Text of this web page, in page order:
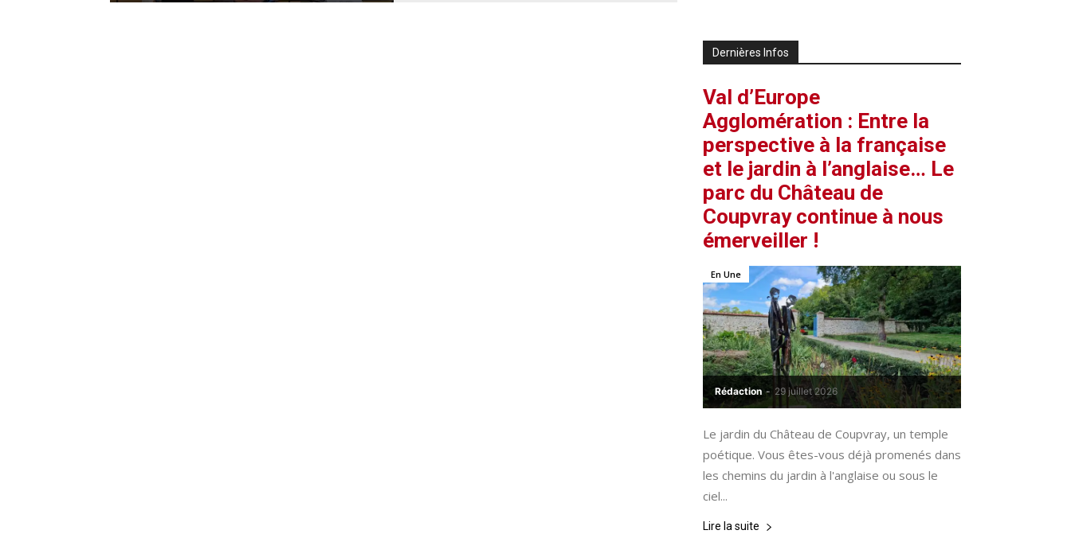
Dernières Infos
Val d’Europe
Agglomération : Entre la
perspective à la française
et le jardin à l’anglaise… Le
parc du Château de
Coupvray continue à nous
émerveiller !
Rédaction - 29 juillet 2026
En Une
Le jardin du Château de Coupvray, un temple
poétique. Vous êtes-vous déjà promenés dans
les chemins du jardin à l'anglaise ou sous le
ciel...
Lire la suite